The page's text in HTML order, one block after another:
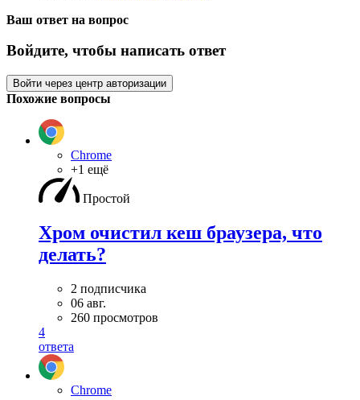
Ваш ответ на вопрос
Войдите, чтобы написать ответ
Войти через центр авторизации
Похожие вопросы
Chrome
+1 ещё
Простой
Хром очистил кеш браузера, что
делать?
2 подписчика
06 авг.
260 просмотров
4
ответа
Chrome